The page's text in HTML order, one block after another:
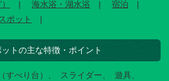
海水浴・湖水浴
宿泊
ポット
トの主な特徴・ポイント
すべり台） スライダー
遊具